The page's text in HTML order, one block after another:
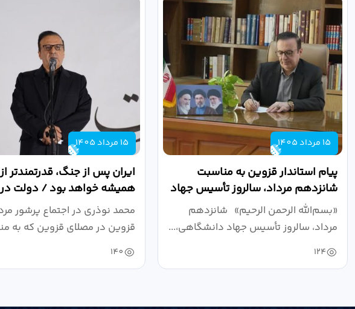
15 مرداد 1405
پیام استاندار قزوین به مناسبت
شانزدهم مرداد، سالروز تأسیس جهاد
دانشگاهی
«بسم‌الله الرحمن الرحیم» شانزدهم
مرداد، سالروز تأسیس جهاد دانشگاهی،...
124
15 مرداد 1405
ایران پس از جنگ، قدرتمندتر از
همیشه خواهد بود / دولت در
نبرد اقتصادی،...
محمد نوذری در اجتماع پرشور
قزوین در مصلای قزوین که به
خون‌خواهی...
140